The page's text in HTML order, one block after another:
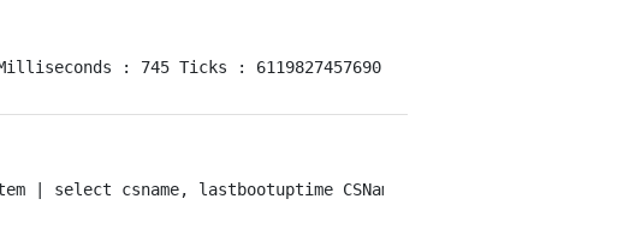
: 745 Ticks : 6119827457690 TotalDays :
| select csname, lastbootuptime CSName LastBootUpTime Server 7/